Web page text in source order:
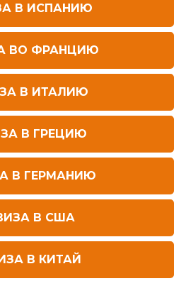
В ИСПАНИЮ
ВО ФРАНЦИЮ
В ИТАЛИЮ
В ГРЕЦИЮ
В ГЕРМАНИЮ
В США
В КИТАЙ